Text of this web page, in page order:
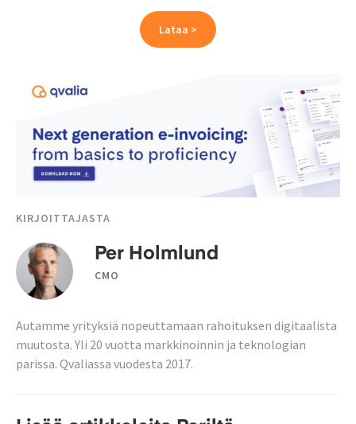
Lataa >
KIRJOITTAJASTA
Per Holmlund
CMO
Autamme yrityksiä nopeuttamaan rahoituksen digitaalista
muutosta. Yli 20 vuotta markkinoinnin ja teknologian
parissa. Qvaliassa vuodesta 2017.